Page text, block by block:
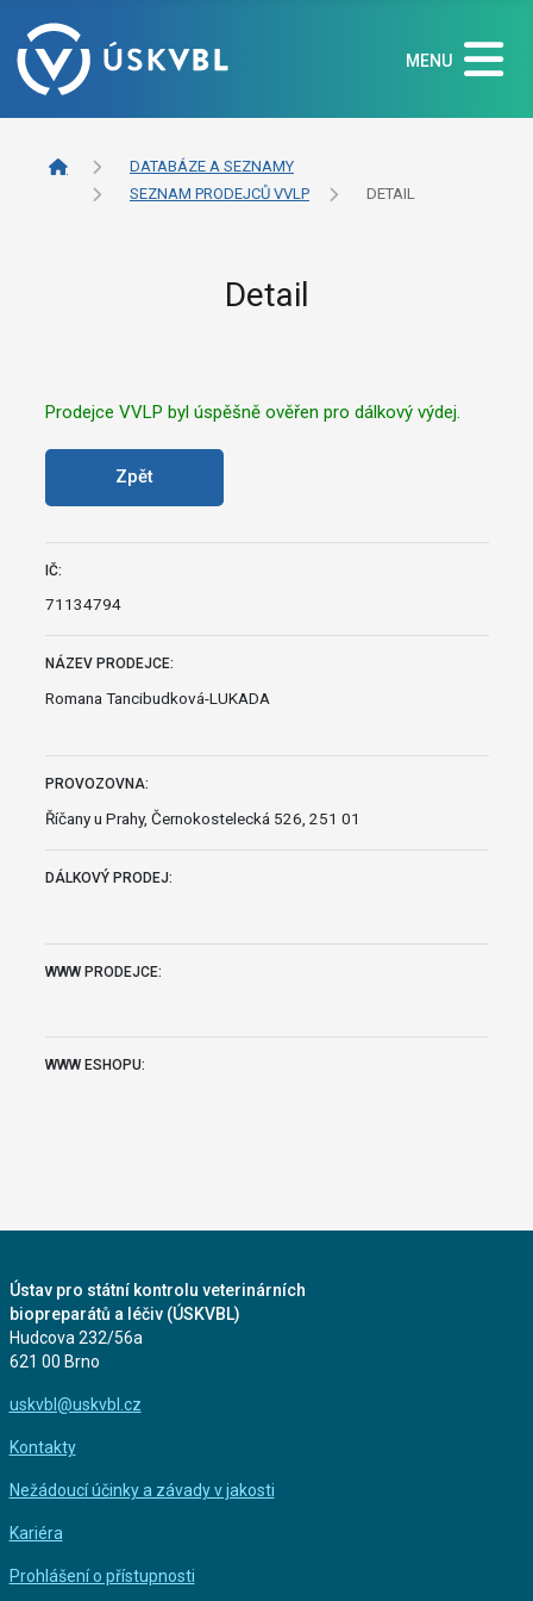
MENU
DATABÁZE A SEZNAMY
SEZNAM PRODEJCŮ VVLP
DETAIL
Detail
Prodejce VVLP byl úspěšně ověřen pro dálkový výdej.
Zpět
IČ:
71134794
NÁZEV PRODEJCE:
Romana Tancibudková-LUKADA
PROVOZOVNA:
Říčany u Prahy, Černokostelecká 526, 251 01
DÁLKOVÝ PRODEJ:
WWW PRODEJCE:
WWW ESHOPU:
Ústav pro státní kontrolu veterinárních
biopreparátů a léčiv (ÚSKVBL)
Hudcova 232/56a
621 00 Brno
uskvbl@uskvbl.cz
Kontakty
Nežádoucí účinky a závady v jakosti
Kariéra
Prohlášení o přístupnosti